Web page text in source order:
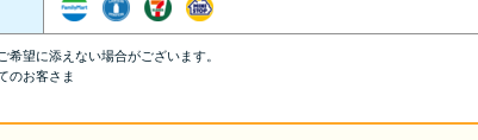
望に添えない場合がございます。
のお客さま